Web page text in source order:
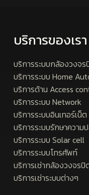
บริการของเรา
บริการระบบกล้องวงจร
บริการระบบ Home
บริการด้าน Access
บริการระบบ Network
บริการระบบอินเทอร์เน็ต
บริการระบบรักษาความ
บริการระบบ Solar cell
บริการระบบโทรศัพท์
บริการเช่ากล้องวงจรปิ
บริการเช่าระบบต่างๆ